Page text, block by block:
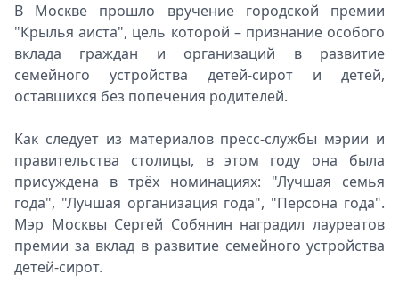
В Москве прошло вручение городской премии
"Крылья аиста", цель которой – признание особого
вклада граждан и организаций в развитие
семейного устройства детей-сирот и детей,
оставшихся без попечения родителей.
Как следует из материалов пресс-службы мэрии и
правительства столицы, в этом году она была
присуждена в трёх номинациях: "Лучшая семья
года", "Лучшая организация года", "Персона года".
Мэр Москвы Сергей Собянин наградил лауреатов
премии за вклад в развитие семейного устройства
детей-сирот.